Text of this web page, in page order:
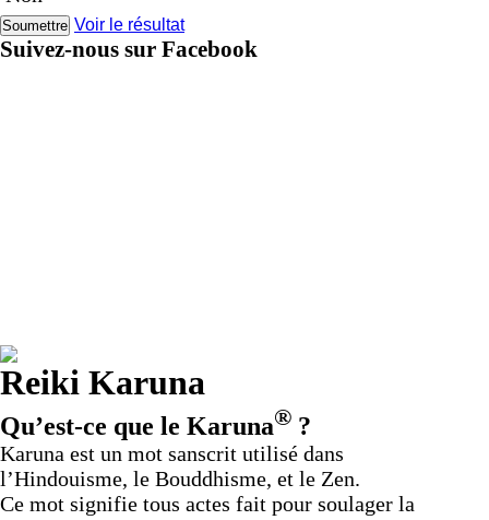
Voir le résultat
Suivez-nous sur Facebook
Reiki Karuna
Qu’est-ce que le Karuna® ?
Karuna est un mot sanscrit utilisé dans
l’Hindouisme, le Bouddhisme, et le Zen.
Ce mot signifie tous actes fait pour soulager la